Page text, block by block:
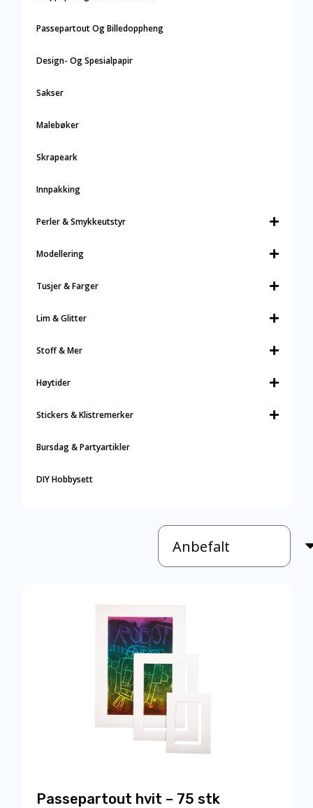
Passepartout Og Billedoppheng
Design- Og Spesialpapir
Sakser
Malebøker
Skrapeark
Innpakking
Perler & Smykkeutstyr
Modellering
Tusjer & Farger
Lim & Glitter
Stoff & Mer
Høytider
Stickers & Klistremerker
Bursdag & Partyartikler
DIY Hobbysett
Passepartout hvit – 75 stk